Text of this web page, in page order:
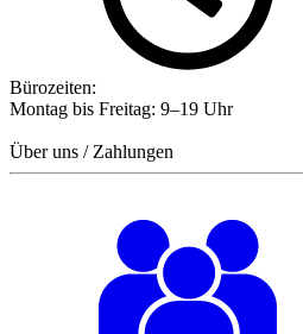
Bürozeiten:
Montag bis Freitag: 9–19 Uhr
Über uns / Zahlungen